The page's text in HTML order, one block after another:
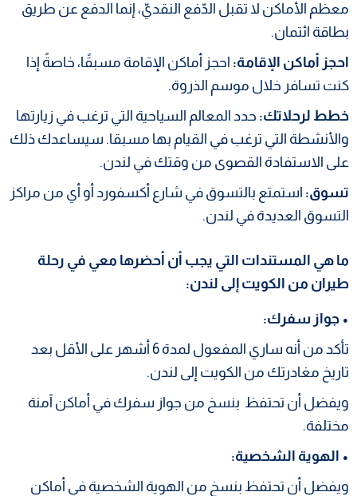
معظم الأماكن لا تقبل الدّفع النقديّ، إنما الدفع عن طريق
بطاقة ائتمان.
احجز أماكن الإقامة: احجز أماكن الإقامة مسبقًا، خاصةً إذا
كنت تسافر خلال موسم الذروة.
خطط لرحلاتك: حدد المعالم السياحية التي ترغب في زيارتها
والأنشطة التي ترغب في القيام بها مسبقا. سيساعدك ذلك
على الاستفادة القصوى من وقتك في لندن.
تسوق: استمتع بالتسوق في شارع أكسفورد أو أي من مراكز
التسوق العديدة في لندن.
ما هي المستندات التي يجب أن أحضرها معي في رحلة
طيران من الكويت إلى لندن:
• جواز سفرك:
تأكد من أنه ساري المفعول لمدة 6 أشهر على الأقل بعد
تاريخ مغادرتك من الكويت إلى لندن.
ويفضل أن تحتفظ بنسخ من جواز سفرك في أماكن آمنة
مختلفة.
• الهوية الشخصية:
ويفضل أن تحتفظ بنسخ من الهوية الشخصية في أماكن